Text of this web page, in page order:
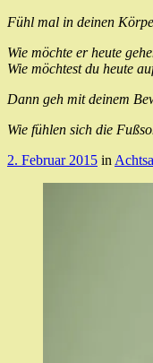
Fühl mal in deinen
Wie möchte er heute
Wie möchtest du heute
Dann geh mit deinem
Wie fühlen sich die
2. Februar 2015 in